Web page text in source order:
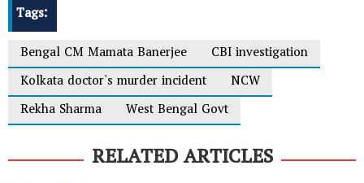
Tags:
Bengal CM Mamata Banerjee
CBI investigation
Kolkata doctor's murder incident
NCW
Rekha Sharma
West Bengal Govt
RELATED ARTICLES